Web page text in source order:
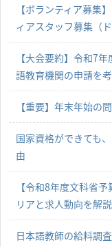
【ボランティア募
ィアスタッフ募集（
【大会要約】令和7
語教育機関の申請を
【重要】年末年始の
国家資格ができても
由
【令和8年度文科省
リアと求人動向を解
日本語教師の給料調